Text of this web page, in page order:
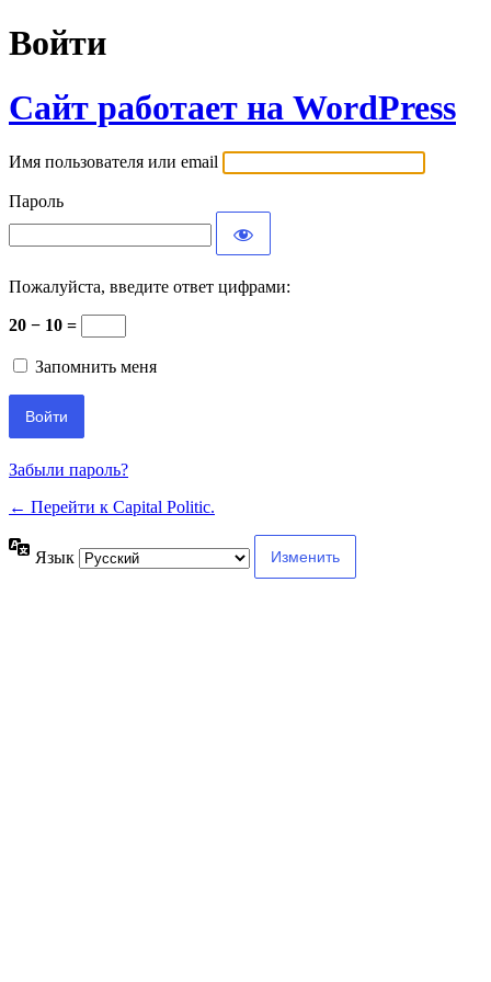
Войти
Сайт работает на WordPress
Имя пользователя или email
Пароль
Пожалуйста, введите ответ цифрами:
20 − 10 =
Запомнить меня
Забыли пароль?
← Перейти к Capital Politic.
Язык